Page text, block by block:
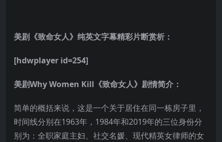
美剧《致命女人》纯英文字幕精彩片断赏析：
[hdwplayer id=254]
美剧Why Women Kill《致命女人》剧情简介：
简单的概括来说，这是一个关于居住在同一栋房子里，
时间线分别在1963年，1984年和2019年的三位身份分
别为：全职家庭主妇、社交名媛、现代精英女律师的女